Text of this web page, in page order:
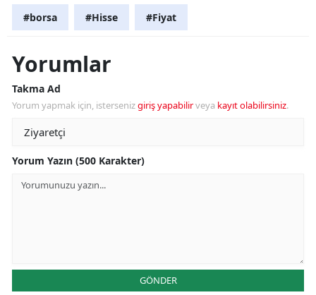
#borsa #Hisse #Fiyat
Yorumlar
Takma Ad
Yorum yapmak için, istersenizgiriş yapabilirveya kayıt olabilirsiniz.
Yorum Yazın (500 Karakter)
GÖNDER